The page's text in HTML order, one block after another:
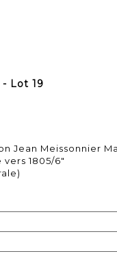
- Lot 19
Jean Meissonnier
1805/6"